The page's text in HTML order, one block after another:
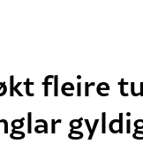
fleire